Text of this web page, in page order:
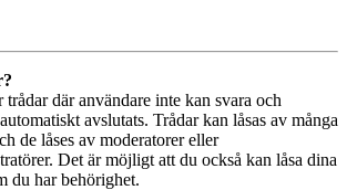
trådar där användare inte kan svara och
avslutats. Trådar kan låsas av många
de låses av moderatorer eller
Det är möjligt att du också kan låsa dina
du har behörighet.